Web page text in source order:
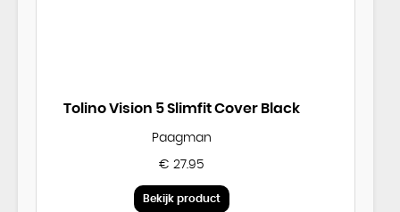
Tolino Vision 5 Slimfit Cover Black
Paagman
€ 27.95
Bekijk product